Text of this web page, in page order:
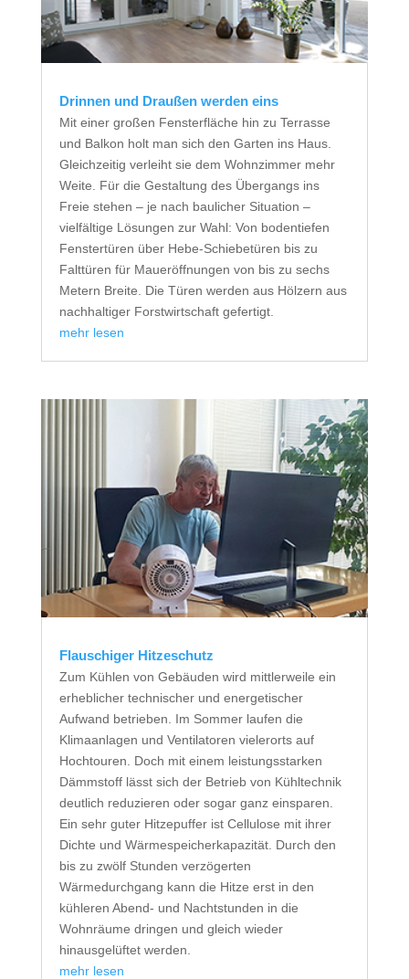
Drinnen und Draußen werden eins
Mit einer großen Fensterfläche hin zu Terrasse
und Balkon holt man sich den Garten ins Haus.
Gleichzeitig verleiht sie dem Wohnzimmer mehr
Weite. Für die Gestaltung des Übergangs ins
Freie stehen – je nach baulicher Situation –
vielfältige Lösungen zur Wahl: Von bodentiefen
Fenstertüren über Hebe-Schiebetüren bis zu
Falttüren für Maueröffnungen von bis zu sechs
Metern Breite. Die Türen werden aus Hölzern aus
nachhaltiger Forstwirtschaft gefertigt.
mehr lesen
Flauschiger Hitzeschutz
Zum Kühlen von Gebäuden wird mittlerweile ein
erheblicher technischer und energetischer
Aufwand betrieben. Im Sommer laufen die
Klimaanlagen und Ventilatoren vielerorts auf
Hochtouren. Doch mit einem leistungsstarken
Dämmstoff lässt sich der Betrieb von Kühltechnik
deutlich reduzieren oder sogar ganz einsparen.
Ein sehr guter Hitzepuffer ist Cellulose mit ihrer
Dichte und Wärmespeicherkapazität. Durch den
bis zu zwölf Stunden verzögerten
Wärmedurchgang kann die Hitze erst in den
kühleren Abend- und Nachtstunden in die
Wohnräume dringen und gleich wieder
hinausgelüftet werden.
mehr lesen